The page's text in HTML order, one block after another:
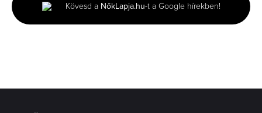
6
seconds
Kövesd a NőkLapja.hu-t a Google hírekben!